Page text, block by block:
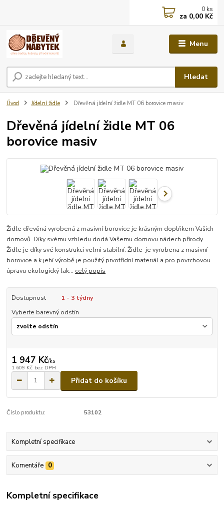
Menu
Hledat
0 ks
za 0,00 Kč
Úvod Jídelní židle Dřevěná jídelní židle MT 06 borovice masiv
Dřevěná jídelní židle MT 06
borovice masiv
Židle dřevěná vyrobená z masivní borovice je krásným doplňkem Vašich
domovů. Díky svému vzhledu dodá Vašemu domovu nádech přírody.
Židle je díky své konstrukci velmi stabilní. Židle je vyrobena z masivní
borovice a k jehí výrobě je použitý prvotřídní materiál a pro povrchovou
úpravu ekologický lak... celý popis
Dostupnost
1 - 3 týdny
Vyberte barevný odstín
1 947 Kč/ks
1 609 Kč bez DPH
Přidat do košíku
Číslo produktu: 53102
Kompletní specifikace
Komentáře 0
Kompletní specifikace